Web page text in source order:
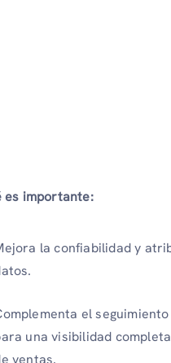
es importante:
la confiabilidad y
el
una visibilidad
ventas.